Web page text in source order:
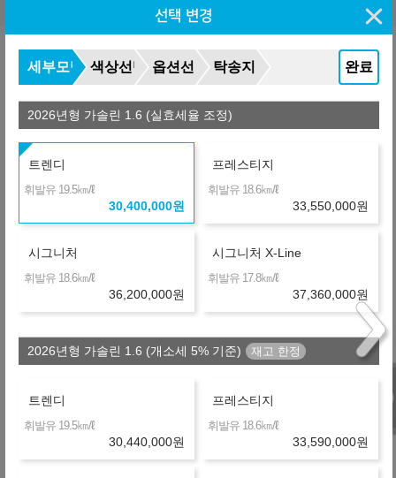
(자동차세 포함, 보험료 포함)
납입총액 차이
C 금융사
장기렌터카
월 430,430
36개월 선수+보증금9,120,000원
C 월 434,610
+150,480
선수+보증금
L 금융사 474,600
+1,590,120
A
온라인 비교
월 492,585 원
+2,237,580
36개월 선수+보증금9,120,000원
※ 약정거리 : 2만km/년
선택 변경
세부모델 색상선택 옵션선택 탁송지역 완료
2026년형 가솔린 1.6 (실효세율 조정)
트렌디
휘발유 19.5㎞/ℓ
30,400,000원
프레스티지
휘발유 18.6㎞/ℓ
33,550,000원
시그니처
휘발유 18.6㎞/ℓ
36,200,000원
시그니처 X-Line
휘발유 17.8㎞/ℓ
37,360,000원
2026년형 가솔린 1.6 (개소세 5% 기준)
트렌디
휘발유 19.5㎞/ℓ
30,440,000원
프레스티지
휘발유 18.6㎞/ℓ
33,590,000원